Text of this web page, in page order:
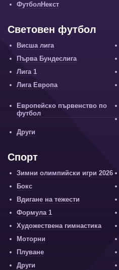
ФутболНекст
Световен футбол
Висша лига
Първа Бундеслига
Лига 1
Лига Европа
Европейско първенство по
футбол
Други
Спорт
Зимни олимпийски игри 2026
Бокс
Вдигане на тежести
Формула 1
Художествена гимнастика
Моторни
Плуване
Други